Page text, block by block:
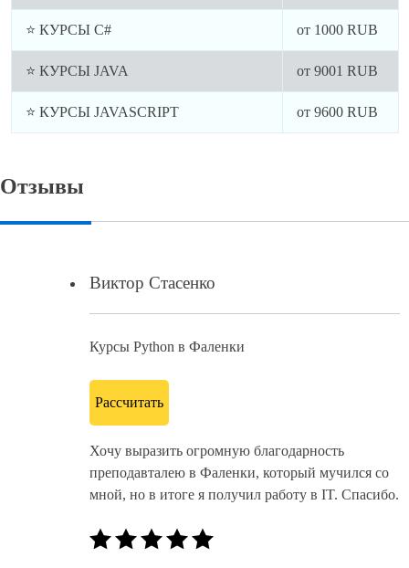
⭐ КУРСЫ C# от 1000 RUB
⭐ КУРСЫ JAVA от 9001 RUB
⭐ КУРСЫ JAVASCRIPT от 9600 RUB
Отзывы
Виктор Стасенко
Курсы Python в Фаленки
Рассчитать
Хочу выразить огромную благодарность
преподавталею в Фаленки, который мучился со
мной, но в итоге я получил работу в IT. Спасибо.